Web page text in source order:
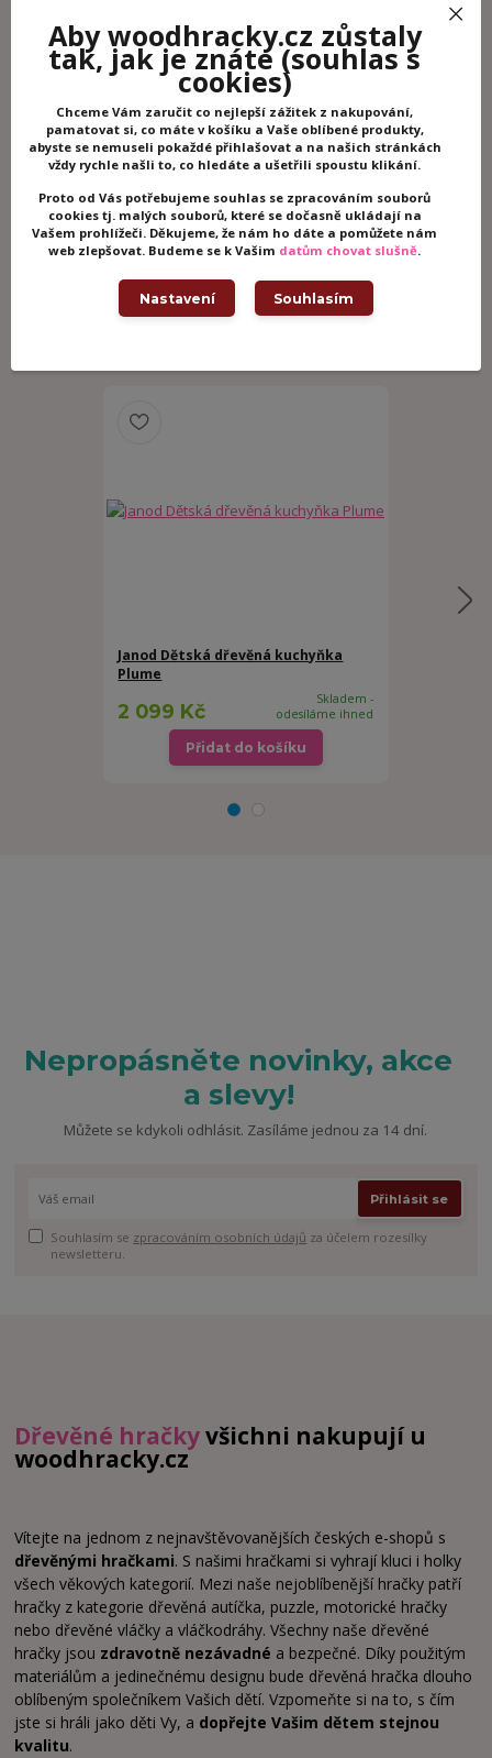
+420 605 062 233
(Po-Ne, 8-21 hod.)
info@woodhracky.cz
Zboží zařazeno v kategoriích
Dřevěné hračky
Janod Dětská dřevěná kuchyňka
Plume
2 099 Kč
Skladem -
odesíláme ihned
Přidat do košíku
Nepropásněte novinky, akce
a slevy!
Můžete se kdykoli odhlásit. Zasíláme jednou za 14 dní.
Přihlásit se
Souhlasím se zpracováním osobních údajů za účelem rozesílky
newsletteru.
Dřevěné hračkyvšichni nakupují u
woodhracky.cz
Vítejte na jednom z nejnavštěvovanějších českých e-shopů s
dřevěnými hračkami. S našimi hračkami si vyhrají kluci i holky
všech věkových kategorií. Mezi naše nejoblíbenější hračky patří
hračky z kategorie dřevěná autíčka, puzzle, motorické hračky
nebo dřevěné vláčky a vláčkodráhy. Všechny naše dřevěné
hračky jsou zdravotně nezávadné a bezpečné. Díky použitým
materiálům a jedinečnému designu bude dřevěná hračka dlouho
oblíbeným společníkem Vašich dětí. Vzpomeňte si na to, s čím
jste si hráli jako děti Vy, a dopřejte Vašim dětem stejnou
kvalitu.
Aby woodhracky.cz zůstaly
tak, jak je znáte(souhlas s
cookies)
Chceme Vám zaručit co nejlepší zážitek z nakupování,
pamatovat si, co máte v košíku a Vaše oblíbené produkty,
abyste se nemuseli pokaždé přihlašovat a na našich stránkách
vždy rychle našli to, co hledáte a ušetřili spoustu klikání.
Proto od Vás potřebujeme souhlas se zpracováním souborů
cookies tj. malých souborů, které se dočasně ukládají na
Vašem prohlížeči. Děkujeme, že nám ho dáte a pomůžete nám
web zlepšovat. Budeme se k Vašim datům chovat slušně.
Nastavení Souhlasím